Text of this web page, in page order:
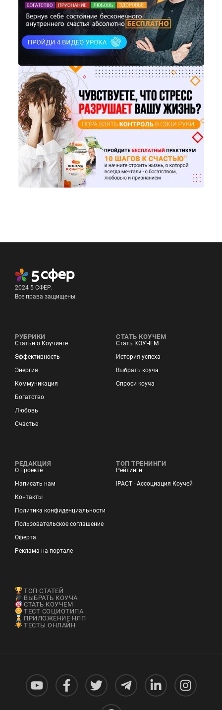
2024 5 СФЕР.
Все права защищены.
РУБРИКИ
Статьи о Коучинге
Эффективность
Энергия
Коммуникация
Богатство
Любовь
Счастье
СТАТЬ КОУЧЕМ
Стать КОУЧЕМ
История успеха
Выбрать коуча
Спроси коуча
РЕДАКЦИЯ
О проекте
Написать нам
Контакты
Политика конфиденциальности
Пользовательское соглашение
Оферта
Реклама на портале
ТОП ТРЕНИНГИ
Рейтинги
IPACT - Ассоциация Коучей
ТОП СТАТЕЙ
ВЫБРАТЬ КОУЧА
СТАТЬ КОУЧЕМ
ТЕСТ СОЦИОТИПА
ПРИЛОЖЕНИЕ НЛП
ТЕСТЫ ОНЛАЙН